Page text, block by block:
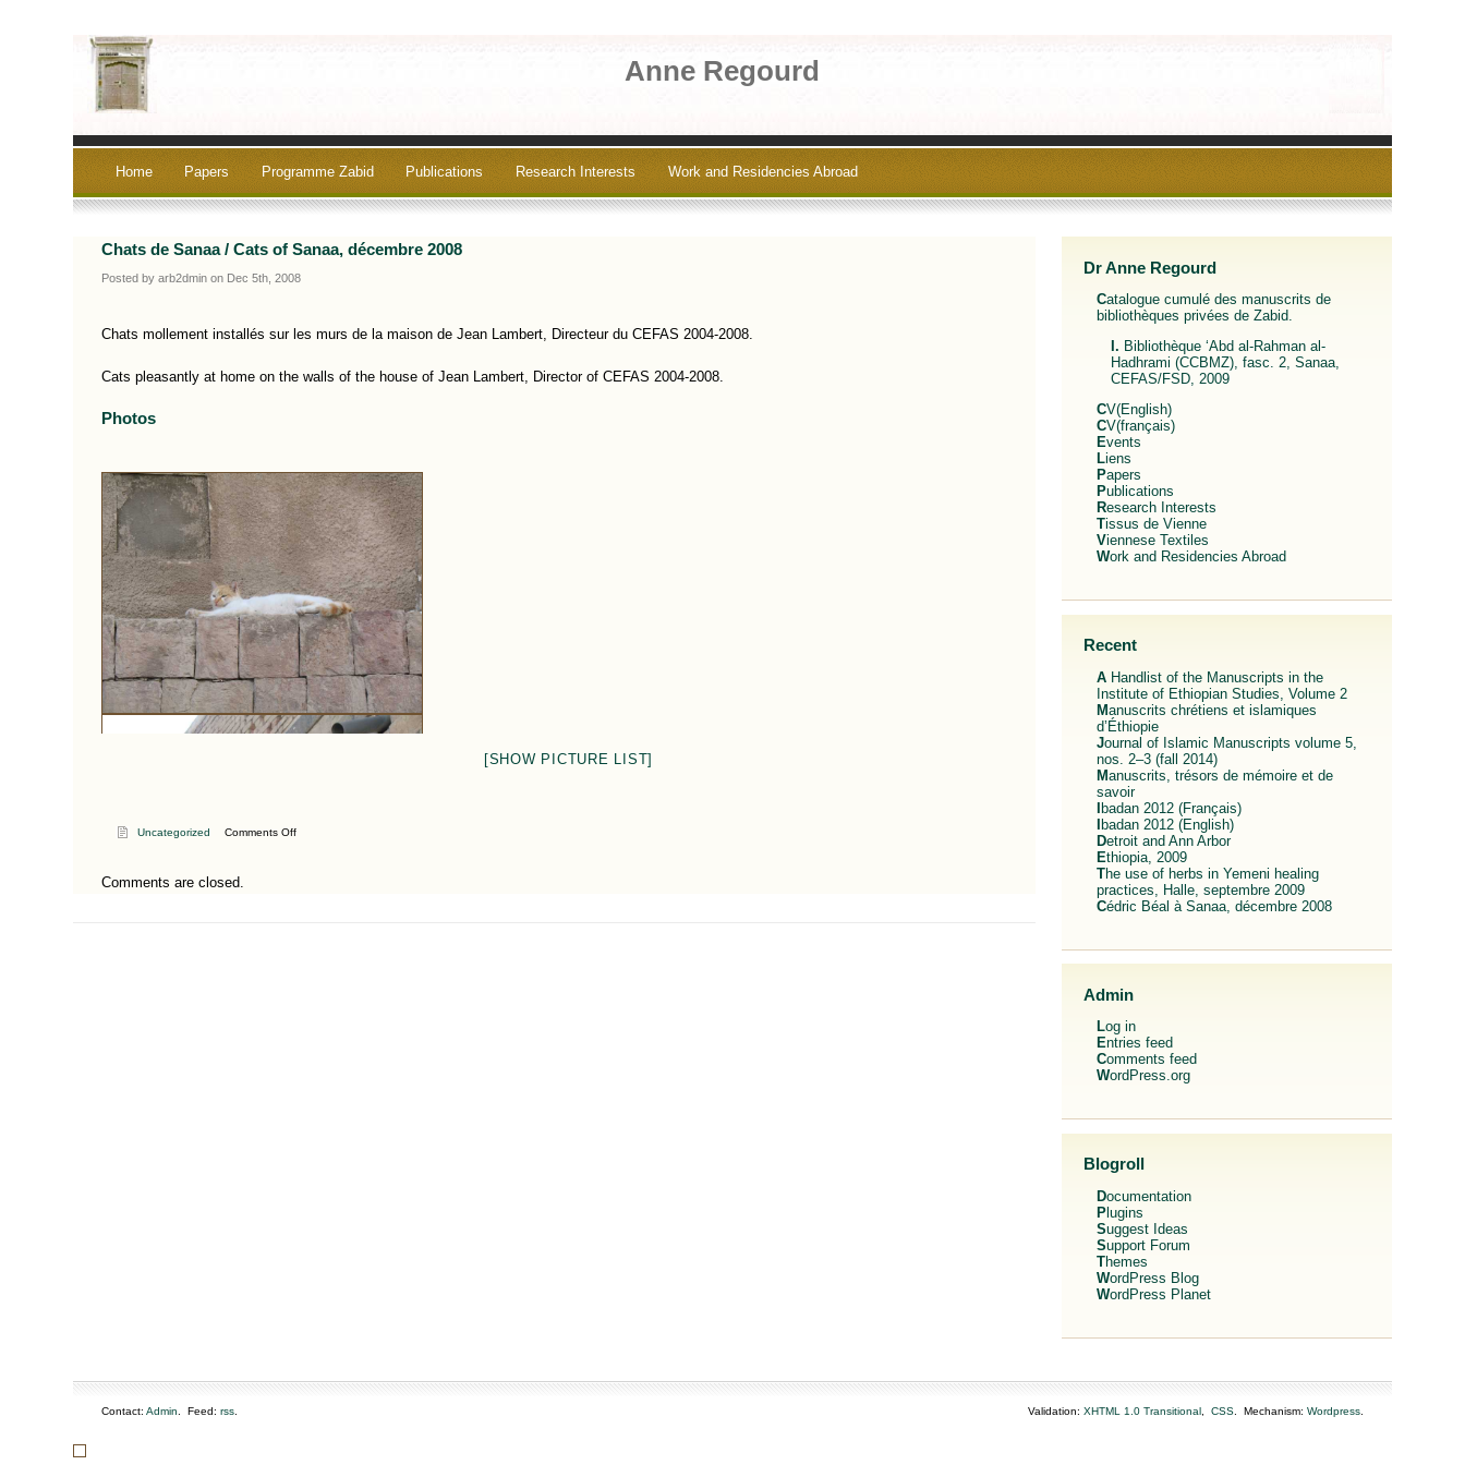
Anne Regourd
Home Papers Programme Zabid Publications Research Interests Work and Residencies Abroad
Chats de Sanaa / Cats of Sanaa, décembre 2008
Posted by arb2dmin on Dec 5th, 2008
Chats mollement installés sur les murs de la maison de Jean Lambert, Directeur du CEFAS 2004-2008.
Cats pleasantly at home on the walls of the house of Jean Lambert, Director of CEFAS 2004-2008.
Photos
[SHOW PICTURE LIST]
Uncategorized Comments Offon
Comments are closed.
Dr Anne Regourd
Catalogue cumulé des manuscrits de
bibliothèques privées de Zabid.
I. Bibliothèque ‘Abd al-Rahman al-
Hadhrami (CCBMZ), fasc. 2, Sanaa,
CEFAS/FSD, 2009
CV(English)
CV(français)
Events
Liens
Papers
Publications
Research Interests
Tissus de Vienne
Viennese Textiles
Work and Residencies Abroad
Recent
A Handlist of the Manuscripts in the
Institute of Ethiopian Studies, Volume 2
Manuscrits chrétiens et islamiques
d’Éthiopie
Journal of Islamic Manuscripts volume 5,
nos. 2–3 (fall 2014)
Manuscrits, trésors de mémoire et de
savoir
Ibadan 2012 (Français)
Ibadan 2012 (English)
Detroit and Ann Arbor
Ethiopia, 2009
The use of herbs in Yemeni healing
practices, Halle, septembre 2009
Cédric Béal à Sanaa, décembre 2008
Admin
Log in
Entries feed
Comments feed
WordPress.org
Blogroll
Documentation
Plugins
Suggest Ideas
Support Forum
Themes
WordPress Blog
WordPress Planet
Contact: Admin. Feed: rss. Validation:XHTML 1.0 Transitional ,CSS. Mechanism:Wordpress.